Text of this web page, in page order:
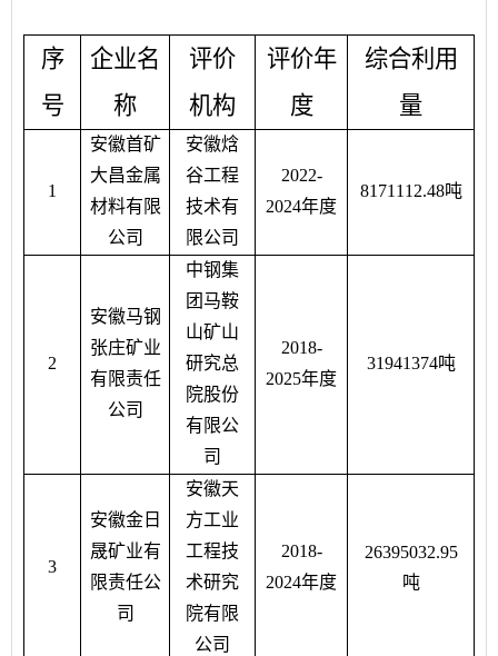
序
号
企业名
称
评价
机构
评价年
度
综合利用
量
1
安徽首矿
大昌金属
材料有限
公司
安徽焓
谷工程
技术有
限公司
2022-
2024年度
8171112.48吨
2
安徽马钢
张庄矿业
有限责任
公司
中钢集
团马鞍
山矿山
研究总
院股份
有限公
司
2018-
2025年度
31941374吨
3
安徽金日
晟矿业有
限责任公
司
安徽天
方工业
工程技
术研究
院有限
公司
2018-
2024年度
26395032.95
吨